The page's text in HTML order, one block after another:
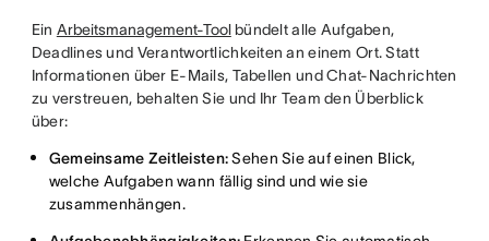
Ein Arbeitsmanagement-Toolbündelt alle Aufgaben,
Deadlines und Verantwortlichkeiten an einem Ort. Statt
Informationen über E-Mails, Tabellen und Chat-Nachrichten
zu verstreuen, behalten Sie und Ihr Team den Überblick
über:
Gemeinsame Zeitleisten:Sehen Sie auf einen Blick,
welche Aufgaben wann fällig sind und wie sie
zusammenhängen.